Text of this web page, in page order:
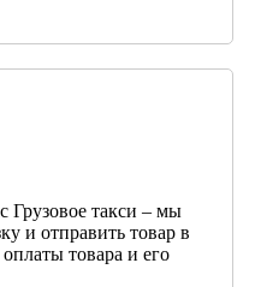
Грузовое такси – мы
и отправить товар в
товара и его